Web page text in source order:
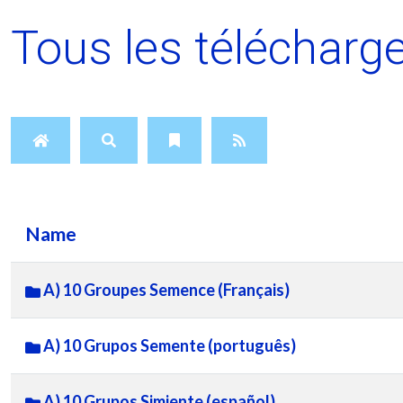
Tous les
Name
A) 10 Groupes Semence (Français)
A) 10 Grupos Semente (português)